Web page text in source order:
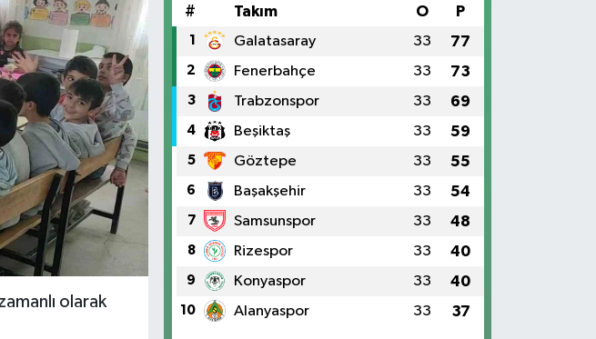
olarak
# Takım O P
1 Galatasaray 33 77
2 Fenerbahçe 33 73
3 Trabzonspor 33 69
4 Beşiktaş 33 59
5 Göztepe 33 55
6 Başakşehir 33 54
7 Samsunspor 33 48
8 Rizespor 33 40
9 Konyaspor 33 40
10 Alanyaspor 33 37